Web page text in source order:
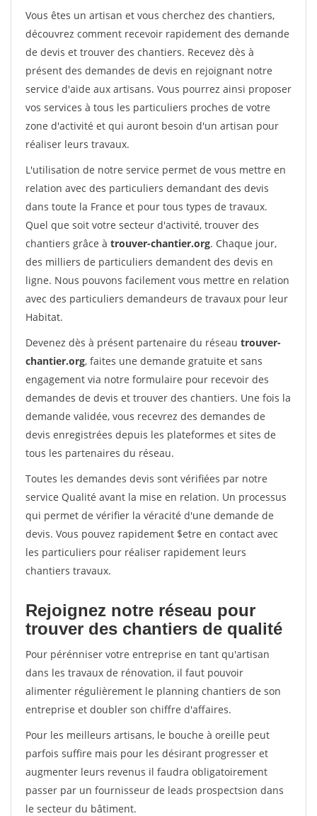
Vous êtes un artisan et vous cherchez des chantiers,
découvrez comment recevoir rapidement des demande
de devis et trouver des chantiers. Recevez dès à
présent des demandes de devis en rejoignant notre
service d'aide aux artisans. Vous pourrez ainsi proposer
vos services à tous les particuliers proches de votre
zone d'activité et qui auront besoin d'un artisan pour
réaliser leurs travaux.
L'utilisation de notre service permet de vous mettre en
relation avec des particuliers demandant des devis
dans toute la France et pour tous types de travaux.
Quel que soit votre secteur d'activité, trouver des
chantiers grâce à trouver-chantier.org. Chaque jour,
des milliers de particuliers demandent des devis en
ligne. Nous pouvons facilement vous mettre en relation
avec des particuliers demandeurs de travaux pour leur
Habitat.
Devenez dès à présent partenaire du réseau trouver-
chantier.org, faites une demande gratuite et sans
engagement via notre formulaire pour recevoir des
demandes de devis et trouver des chantiers. Une fois la
demande validée, vous recevrez des demandes de
devis enregistrées depuis les plateformes et sites de
tous les partenaires du réseau.
Toutes les demandes devis sont vérifiées par notre
service Qualité avant la mise en relation. Un processus
qui permet de vérifier la véracité d'une demande de
devis. Vous pouvez rapidement $etre en contact avec
les particuliers pour réaliser rapidement leurs
chantiers travaux.
Rejoignez notre réseau pour
trouver des chantiers de qualité
Pour pérénniser votre entreprise en tant qu'artisan
dans les travaux de rénovation, il faut pouvoir
alimenter régulièrement le planning chantiers de son
entreprise et doubler son chiffre d'affaires.
Pour les meilleurs artisans, le bouche à oreille peut
parfois suffire mais pour les désirant progresser et
augmenter leurs revenus il faudra obligatoirement
passer par un fournisseur de leads prospectsion dans
le secteur du bâtiment.